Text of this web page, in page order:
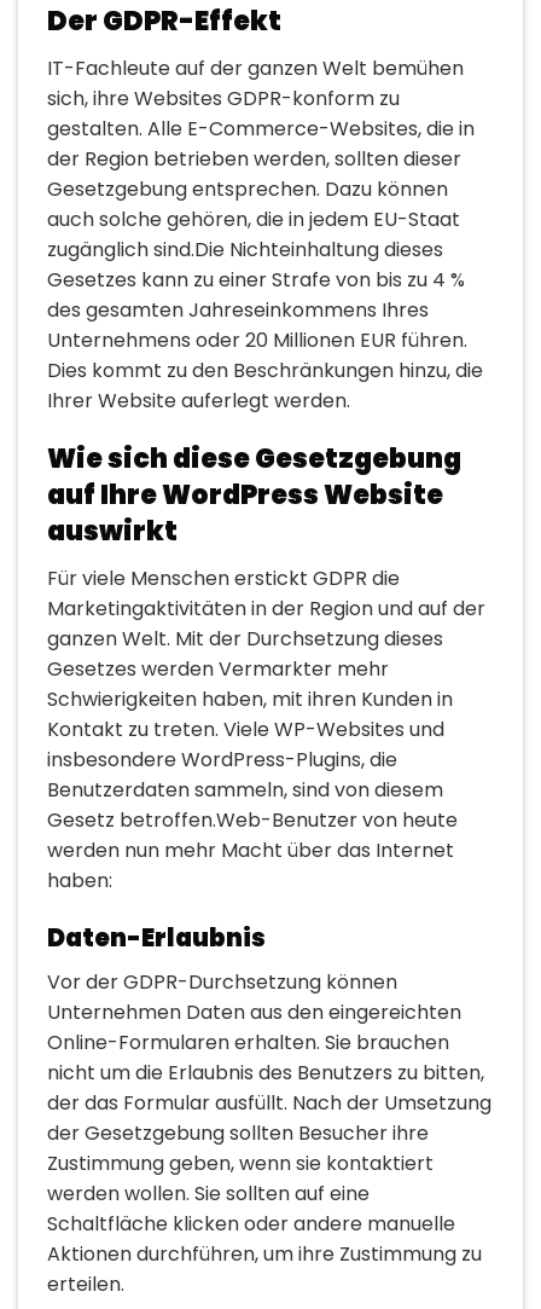
Der GDPR-Effekt
IT-Fachleute auf der ganzen Welt bemühen
sich, ihre Websites GDPR-konform zu
gestalten. Alle E-Commerce-Websites, die in
der Region betrieben werden, sollten dieser
Gesetzgebung entsprechen. Dazu können
auch solche gehören, die in jedem EU-Staat
zugänglich sind.Die Nichteinhaltung dieses
Gesetzes kann zu einer Strafe von bis zu 4 %
des gesamten Jahreseinkommens Ihres
Unternehmens oder 20 Millionen EUR führen.
Dies kommt zu den Beschränkungen hinzu, die
Ihrer Website auferlegt werden.
Wie sich diese Gesetzgebung
auf Ihre WordPress Website
auswirkt
Für viele Menschen erstickt GDPR die
Marketingaktivitäten in der Region und auf der
ganzen Welt. Mit der Durchsetzung dieses
Gesetzes werden Vermarkter mehr
Schwierigkeiten haben, mit ihren Kunden in
Kontakt zu treten. Viele WP-Websites und
insbesondere WordPress-Plugins, die
Benutzerdaten sammeln, sind von diesem
Gesetz betroffen.Web-Benutzer von heute
werden nun mehr Macht über das Internet
haben:
Daten-Erlaubnis
Vor der GDPR-Durchsetzung können
Unternehmen Daten aus den eingereichten
Online-Formularen erhalten. Sie brauchen
nicht um die Erlaubnis des Benutzers zu bitten,
der das Formular ausfüllt. Nach der Umsetzung
der Gesetzgebung sollten Besucher ihre
Zustimmung geben, wenn sie kontaktiert
werden wollen. Sie sollten auf eine
Schaltfläche klicken oder andere manuelle
Aktionen durchführen, um ihre Zustimmung zu
erteilen.